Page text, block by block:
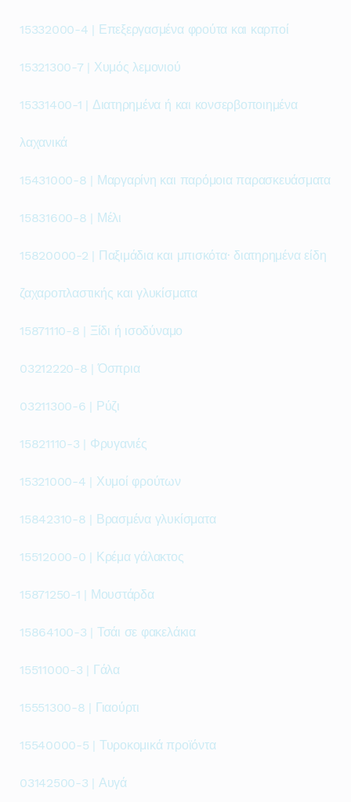
15332000-4 | Επεξεργασμένα φρούτα και καρποί
15321300-7 | Χυμός λεμονιού
15331400-1 | Διατηρημένα ή και κονσερβοποιημένα
λαχανικά
15431000-8 | Μαργαρίνη και παρόμοια παρασκευάσματα
15831600-8 | Μέλι
15820000-2 | Παξιμάδια και μπισκότα· διατηρημένα είδη
ζαχαροπλαστικής και γλυκίσματα
15871110-8 | Ξίδι ή ισοδύναμο
03212220-8 | Όσπρια
03211300-6 | Ρύζι
15821110-3 | Φρυγανιές
15321000-4 | Χυμοί φρούτων
15842310-8 | Βρασμένα γλυκίσματα
15512000-0 | Κρέμα γάλακτος
15871250-1 | Μουστάρδα
15864100-3 | Τσάι σε φακελάκια
15511000-3 | Γάλα
15551300-8 | Γιαούρτι
15540000-5 | Τυροκομικά προϊόντα
03142500-3 | Αυγά